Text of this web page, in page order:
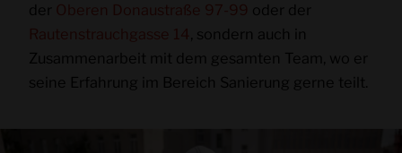
der Oberen Donaustraße 97-99 oder der
Rautenstrauchgasse 14 , sondern auch in
Zusammenarbeit mit dem gesamten Team, wo er
seine Erfahrung im Bereich Sanierung gerne teilt.